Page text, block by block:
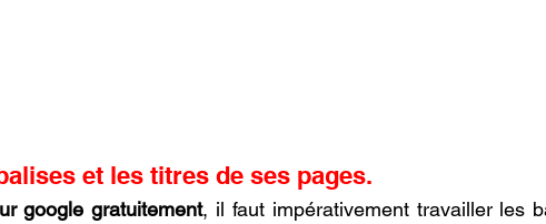
et les titres de ses pages.
google gratuitement, il faut impérativement travailler les